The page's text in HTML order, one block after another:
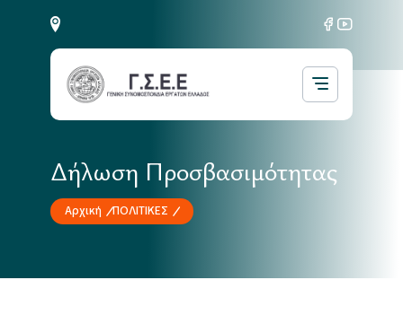
Δήλωση Προσβασιμότητας
Αρχική ΠΟΛΙΤΙΚΕΣ